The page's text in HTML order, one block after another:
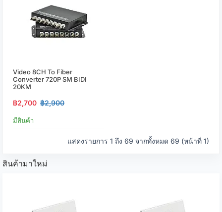
Video 8CH To Fiber
Converter 720P SM BIDI
20KM
฿2,700 ฿2,900
มีสินค้า
แสดงรายการ 1 ถึง 69 จากทั้งหมด 69 (หน้าที่ 1)
สินค้ามาใหม่